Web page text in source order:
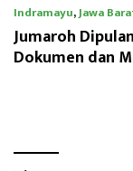
Indramayu,Jawa
Jumaroh
Dokumen dan